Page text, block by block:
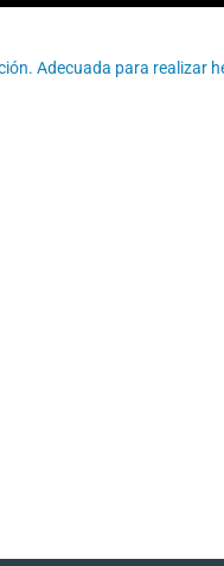
Adecuada para realizar